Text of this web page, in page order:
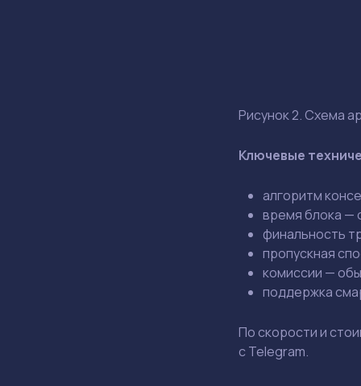
Рисунок 2. Схема
Ключевые
алгоритм
время блока —
финальность
пропускная
комиссии —
поддержка
По скорости и
с Telegram.